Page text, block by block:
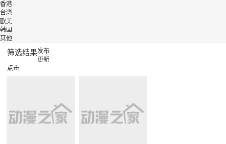
香港
台湾
欧美
韩国
其他
筛选结果发布
更新
点击